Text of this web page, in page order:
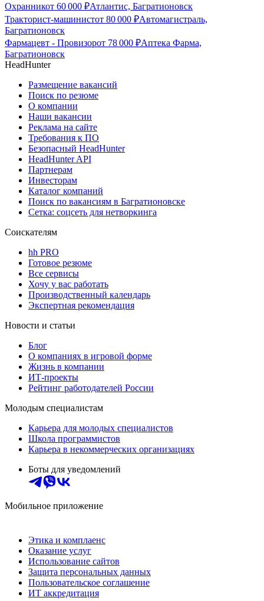
Охранникот 60 000 ₽Атлантис, Багратионовск
Тракторист-машинистот 80 000 ₽Автомагистраль,
Багратионовск
Фармацевт - Провизорот 78 000 ₽Аптека Фарма,
Багратионовск
HeadHunter
Размещение вакансий
Поиск по резюме
О компании
Наши вакансии
Реклама на сайте
Требования к ПО
Безопасный HeadHunter
HeadHunter API
Партнерам
Инвесторам
Каталог компаний
Поиск по вакансиям в Багратионовске
Сетка: соцсеть для нетворкинга
Соискателям
hh PRO
Готовое резюме
Все сервисы
Хочу у вас работать
Производственный календарь
Экспертная рекомендация
Новости и статьи
Блог
О компаниях в игровой форме
Жизнь в компании
ИТ-проекты
Рейтинг работодателей России
Молодым специалистам
Карьера для молодых специалистов
Школа программистов
Карьера в некоммерческих организациях
Боты для уведомлений
Мобильное приложение
Этика и комплаенс
Оказание услуг
Использование сайтов
Защита персональных данных
Пользовательское соглашение
ИТ аккредитация